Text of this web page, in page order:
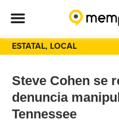
ESTATAL, LOCAL
Steve Cohen se
denuncia
Tennessee